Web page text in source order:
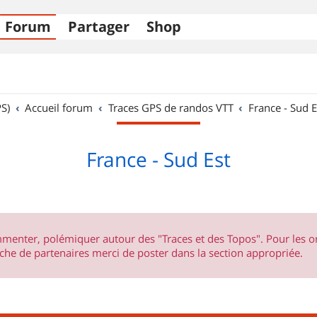
Forum Partager Shop
Accueil forum Traces GPS de randos VTT France - Sud
France - Sud Est
polémiquer autour des "Traces et des Topos". Pour les
de partenaires merci de poster dans la section appropriée.